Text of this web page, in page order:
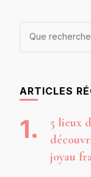
Vous
ARTICLES
5 lieux
joyau